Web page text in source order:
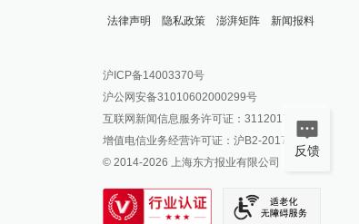
法律声明 隐私政策 澎湃矩阵
澎湃新闻公众号
澎湃新闻抖音号
派生万物开放平台
IP SHANGHAI
SIXTH TONE
新闻报料
报料邮箱: news@thepaper.cn
沪ICP备14003370号
沪公网安备31010602000299号
互联网新闻信息服务许可证：31120170006
增值电信业务经营许可证：沪B2-2017116
© 2014-2026 上海东方报业有限公司
反馈